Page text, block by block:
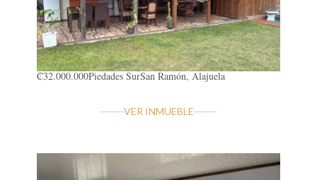
₡32.000.000Piedades SurSan Ramón, Alajuela
VER INMUEBLE